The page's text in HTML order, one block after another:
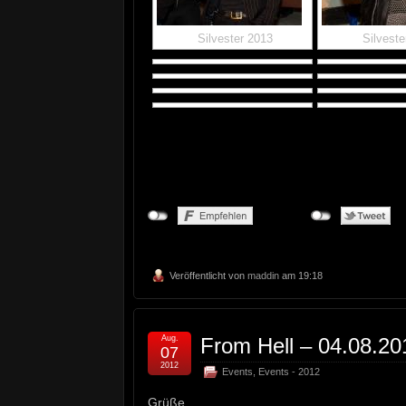
Silvester 2013
Veröffentlicht von maddin am 19:18
From Hell –
Events, Events - 2012
Aug.
07
2012
Grüße,